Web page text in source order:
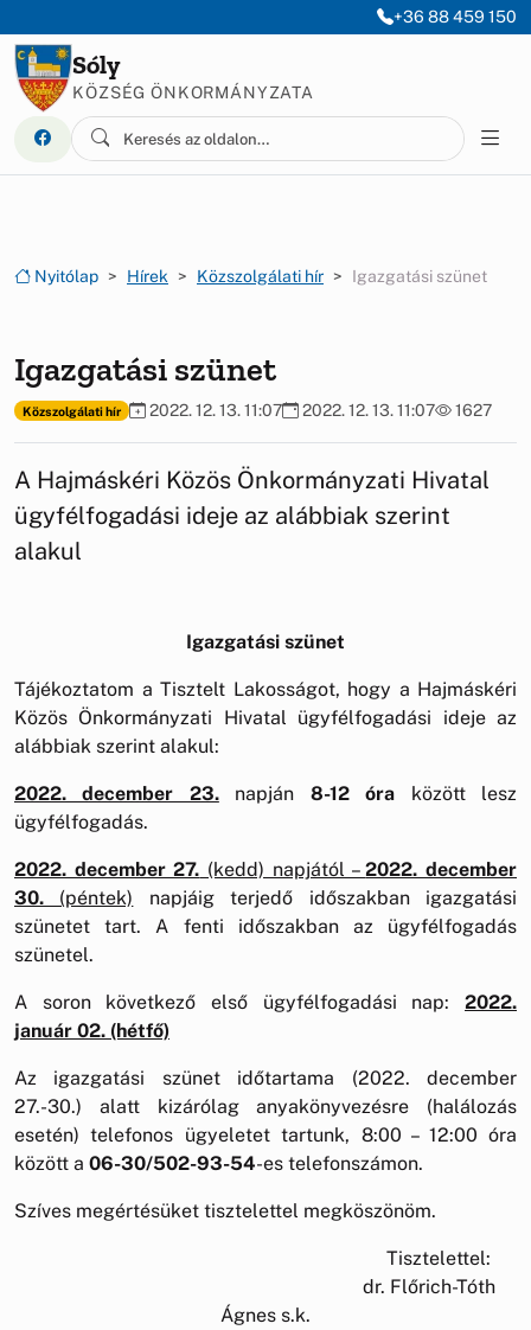
+36 88 459 150
Sóly
KÖZSÉG ÖNKORMÁNYZATA
Nyitólap Hírek Közszolgálati hír Igazgatási szünet
Igazgatási szünet
Közszolgálati hír 2022. 12. 13. 11:07 2022. 12. 13. 11:07 1627
A Hajmáskéri Közös Önkormányzati Hivatal
ügyfélfogadási ideje az alábbiak szerint
alakul
Igazgatási szünet
Tájékoztatom a Tisztelt Lakosságot, hogy a Hajmáskéri
Közös Önkormányzati Hivatal ügyfélfogadási ideje az
alábbiak szerint alakul:
2022. december 23.napján 8-12 óra között lesz
ügyfélfogadás.
2022. december 27. (kedd) napjától –2022. december
30. (péntek) napjáig terjedő időszakban igazgatási
szünetet tart. A fenti időszakban az ügyfélfogadás
szünetel.
A soron következő első ügyfélfogadási nap: 2022.
január 02. (hétfő)
Az igazgatási szünet időtartama (2022. december
27.-30.) alatt kizárólag anyakönyvezésre (halálozás
esetén) telefonos ügyeletet tartunk, 8:00 – 12:00 óra
között a 06-30/502-93-54-es telefonszámon.
Szíves megértésüket tisztelettel megköszönöm.
Tisztelettel:
dr. Flőrich-Tóth
Ágnes s.k.